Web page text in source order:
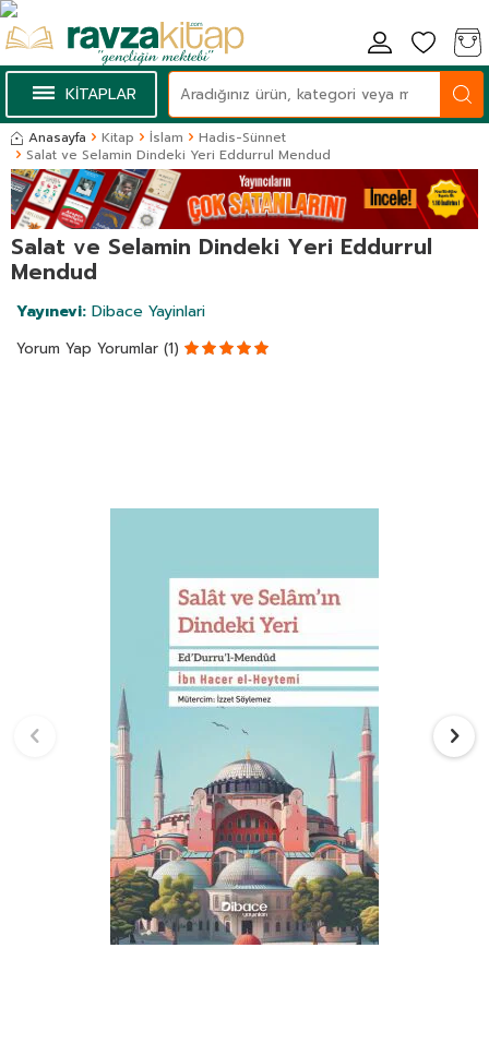
KİTAPLAR
Anasayfa Kitap İslam
Hadis-Sünnet
Salat ve Selamin Dindeki Yeri Eddurrul Mendud
Salat ve Selamin Dindeki Yeri Eddurrul
Mendud
Yayınevi: Dibace Yayinlari
Yorum Yap Yorumlar (1)